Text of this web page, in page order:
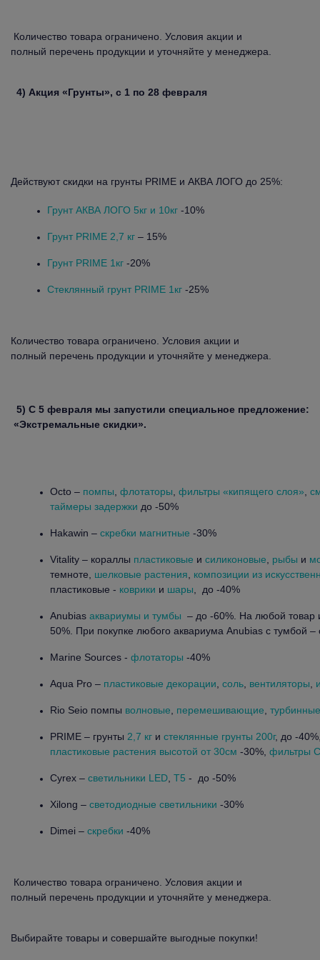
Количество товара ограничено. Условия акции и
полный перечень продукции и уточняйте у менеджера.
4) Акция «Грунты», с 1 по 28 февраля
Действуют скидки на грунты PRIME и АКВА ЛОГО до 25%:
Грунт АКВА ЛОГО 5кг и 10кг -10%
Грунт PRIME 2,7 кг – 15%
Грунт PRIME 1кг -20%
Стеклянный грунт PRIME 1кг -25%
Количество товара ограничено. Условия акции и
полный перечень продукции и уточняйте у менеджера.
5) С 5 февраля мы запустили специальное предложение:
«Экстремальные скидки».
Octo – помпы флотаторы фильтры «кипящего слоя»
таймеры задержки до -50%
Hakawin – скребки магнитные -30%
Vitality – кораллы пластиковые и силиконовые рыбы и
темноте, шелковые растения
композиции из
пластиковые - коврики и шары , до -40%
Anubias аквариумы и тумбы – до -60%. На любой товар
50%. При покупке любого аквариума Anubias c тумбой –
Marine Sources - флотаторы -40%
Aqua Pro – пластиковые декорации соль вентиляторы
Rio Seio помпы волновые перемешивающие
PRIME – грунты 2,7 кг и стеклянные грунты 200г, до -
пластиковые растения высотой от 30см -30%, фильтры
Cyrex – светильники LED T5 - до -50%
Xilong – светодиодные светильники -30%
Dimei – скребки -40%
Количество товара ограничено. Условия акции и
полный перечень продукции и уточняйте у менеджера.
Выбирайте товары и совершайте выгодные покупки!